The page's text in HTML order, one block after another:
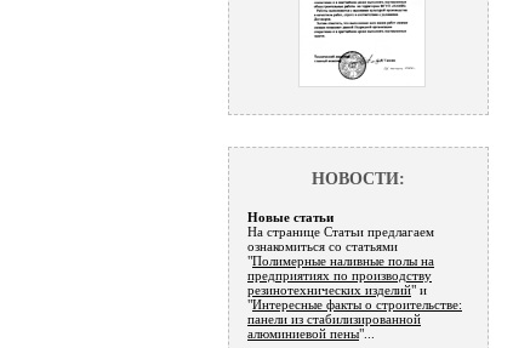
НОВОСТИ:
Новые статьи
На странице Статьи предлагаем
ознакомиться со статьями
"Полимерные наливные полы на
предприятиях по производству
резинотехнических изделий" и
"Интересные факты о строительстве:
панели из стабилизированной
алюминиевой пены"...